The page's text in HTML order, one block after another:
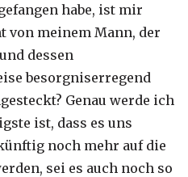
habe, ist mir
von meinem Mann, der
dessen
besorgniserregend
Genau werde ich
ist, dass es uns
noch mehr auf die
sei es auch noch so